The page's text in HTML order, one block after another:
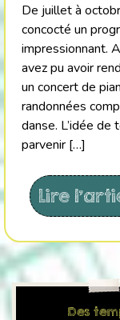
De juillet à
concocté un
impressionnant.
avez pu avoir
un concert de
randonnées
danse. L’idée
parvenir […]
Lire
Des